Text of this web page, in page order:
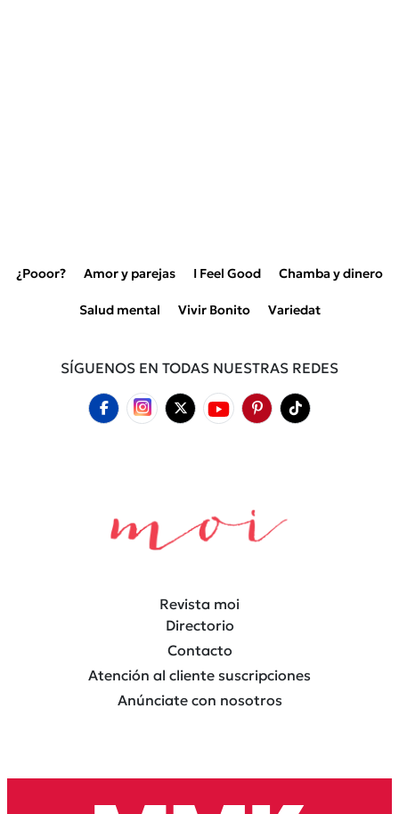
¿Pooor? Amor y parejas I Feel Good Chamba y dinero
Salud mental Vivir Bonito Variedat
SÍGUENOS EN TODAS NUESTRAS REDES
Revista moi
Directorio
Contacto
Atención al cliente suscripciones
Anúnciate con nosotros